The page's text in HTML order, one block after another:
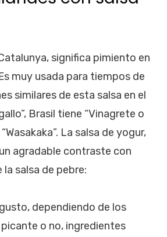
significa pimiento en
muy usada para tiempos de
similares de esta salsa en el
Brasil tiene “Vinagrete o
La salsa de yogur,
agradable contraste con
salsa de pebre:
dependiendo de los
o no, ingredientes